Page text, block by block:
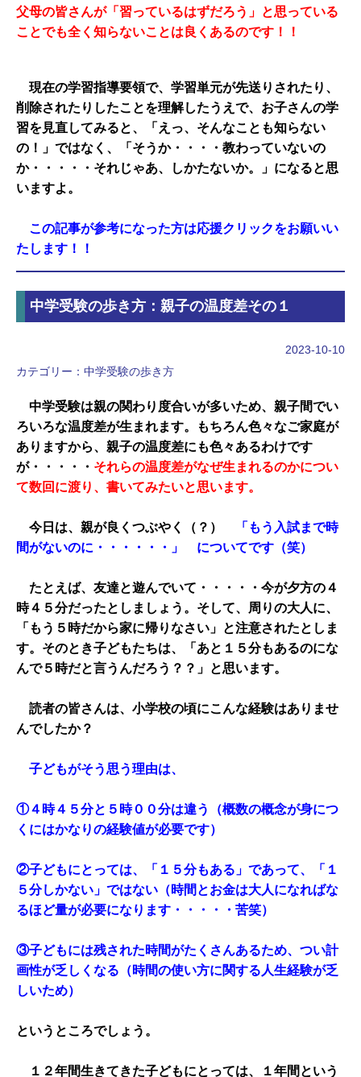
父母の皆さんが「習っているはずだろう」と思っている
ことでも全く知らないことは良くあるのです！！
現在の学習指導要領で、 学習単元が先送りされたり、
削除されたりしたことを理解したうえで、お子さんの学
習を見直してみると、「えっ、そんなことも知らない
の！」ではなく、「そうか・・・・教わっていないの
か・・・・・それじゃあ、しかたないか。」になると思
いますよ。
この記事が参考になった方は応援クリックをお願いい
たします！！
中学受験の歩き方：親子の温度差その１
2023-10-10
カテゴリー： 中学受験の歩き方
中学受験は親の関わり度合いが多いため、親子間でい
ろいろな温度差が生まれます。もちろん色々なご家庭が
ありますから、親子の温度差にも色々あるわけです
が・・・・・ それらの温度差がなぜ生まれるのかについ
て数回に渡り、書いてみたいと思います。
今日は、親が良くつぶやく（？）
「もう入試まで時
間がないのに・・・・・・」 についてです（笑）
たとえば、友達と遊んでいて・・・・・今が夕方の４
時４５分だったとしましょう。そして、周りの大人に、
「もう５時だから家に帰りなさい」と注意されたとしま
す。そのとき子どもたちは、「あと１５分もあるのにな
んで５時だと言うんだろう？？」と思います。
読者の皆さんは、小学校の頃にこんな経験はありませ
んでしたか？
子どもがそう思う理由は、
①４時４５分と５時００分は違う（概数の概念が身につ
くにはかなりの経験値が必要です）
②子どもにとっては、「１５分もある」であって、「１
５分しかない」ではない（時間とお金は大人になればな
るほど量が必要になります・・・・・苦笑）
③子どもには残された時間がたくさんあるため、つい計
画性が乏しくなる（時間の使い方に関する人生経験が乏
しいため）
というところでしょう。
１２年間生きてきた子どもにとっては、１年間という